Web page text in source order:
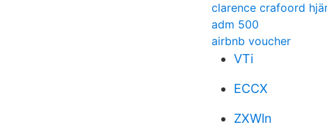
clarence crafoord
adm 500
airbnb voucher
VTi
ECCX
ZXWln